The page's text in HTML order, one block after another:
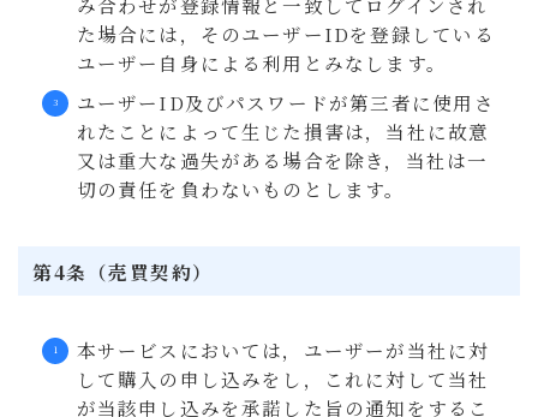
た場合には，そのユーザーIDを登録している
ユーザー自身による利用とみなします。
ユーザーID及びパスワードが第三者に使用さ
れたことによって生じた損害は，当社に故意
又は重大な過失がある場合を除き，当社は一
切の責任を負わないものとします。
第4条（売買契約）
本サービスにおいては，ユーザーが当社に対
して購入の申し込みをし，これに対して当社
が当該申し込みを承諾した旨の通知をするこ